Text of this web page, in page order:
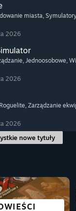
miasta, Symulatory
2026
, Jednoosobowe,
2026
, Zarządzanie
2026
nowe tytuły